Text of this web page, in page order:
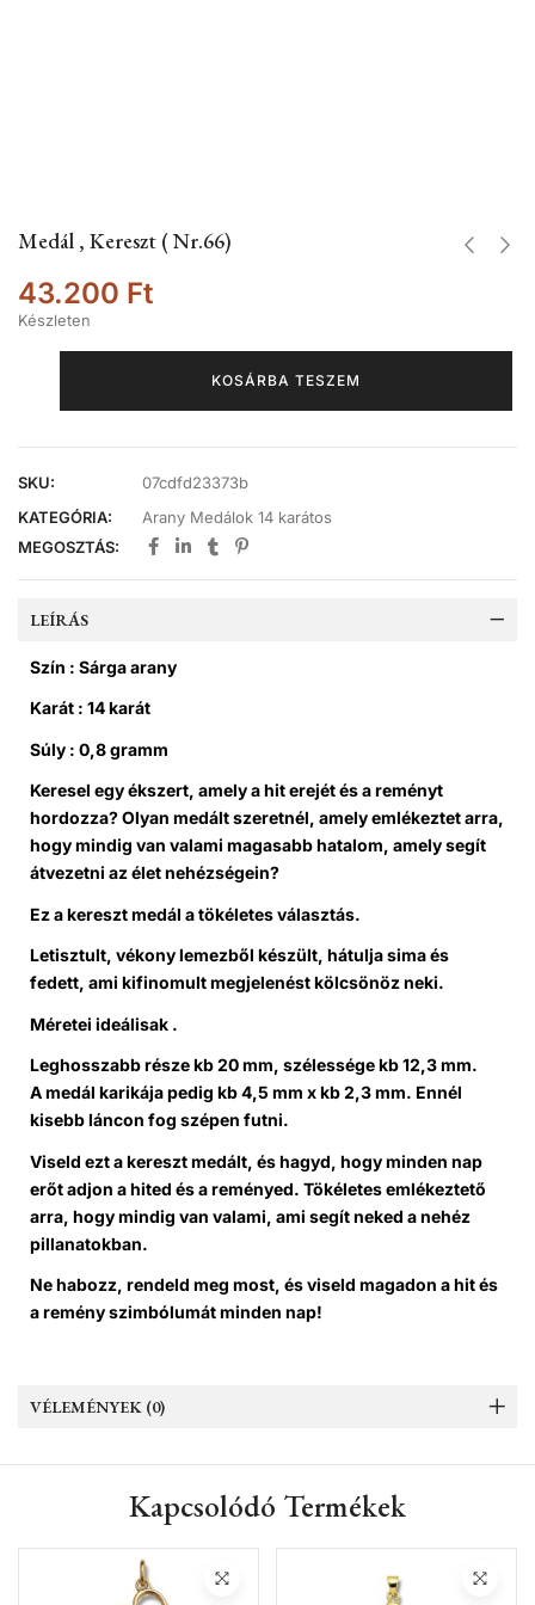
Medál , Kereszt ( Nr.66)
43.200 Ft
Készleten
KOSÁRBA TESZEM
SKU:
07cdfd23373b
KATEGÓRIA:
Arany Medálok 14 karátos
MEGOSZTÁS:
LEÍRÁS
Szín : Sárga arany
Karát : 14 karát
Súly : 0,8 gramm
Keresel egy ékszert, amely a hit erejét és a reményt
hordozza? Olyan medált szeretnél, amely emlékeztet arra,
hogy mindig van valami magasabb hatalom, amely segít
átvezetni az élet nehézségein?
Ez akereszt medál a tökéletes választás.
Letisztult, vékony lemezből készült, hátulja sima és
fedett, ami kifinomult megjelenést kölcsönöz neki.
Méretei ideálisak .
Leghosszabb részekb 20 mm, szélességekb 12,3 mm.
A medál karikájapedig kb4,5 mm x kb 2,3 mm. Ennél
kisebbláncon fog szépen futni.
Viseld ezt a kereszt medált, és hagyd, hogy minden nap
erőt adjon a hited és a reményed. Tökéletes emlékeztető
arra, hogy mindig van valami, ami segít neked a nehéz
pillanatokban.
Ne habozz, rendeld meg most, és viseld magadon a hit és
a remény szimbólumát minden nap!
VÉLEMÉNYEK (0)
Kapcsolódó Termékek